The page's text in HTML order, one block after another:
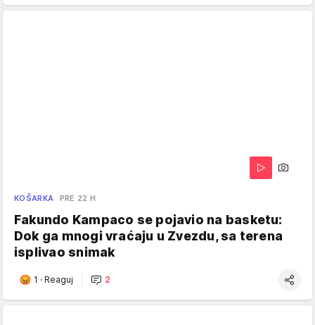
KOŠARKA PRE 22 H
Fakundo Kampaco se pojavio na basketu:
Dok ga mnogi vraćaju u Zvezdu, sa terena
isplivao snimak
1 · Reaguj 2